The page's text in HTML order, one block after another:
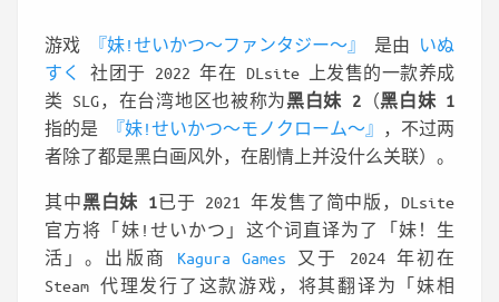
游戏 『妹!せいかつ～ファンタジー～』 是由
いぬ
すく
社团于 2022 年在 DLsite 上发售的一款养成
类 SLG，在台湾地区也被称为黑白妹 2（黑白妹 1
指的是
『妹!せいかつ～モノクローム～』
，不过两
者除了都是黑白画风外，在剧情上并没什么关联）。
其中黑白妹 1已于 2021 年发售了简中版，DLsite
官方将「妹!せいかつ」这个词直译为了「妹！生
活」。出版商 Kagura Games 又于 2024 年初在
Steam 代理发行了这款游戏，将其翻译为「妹相